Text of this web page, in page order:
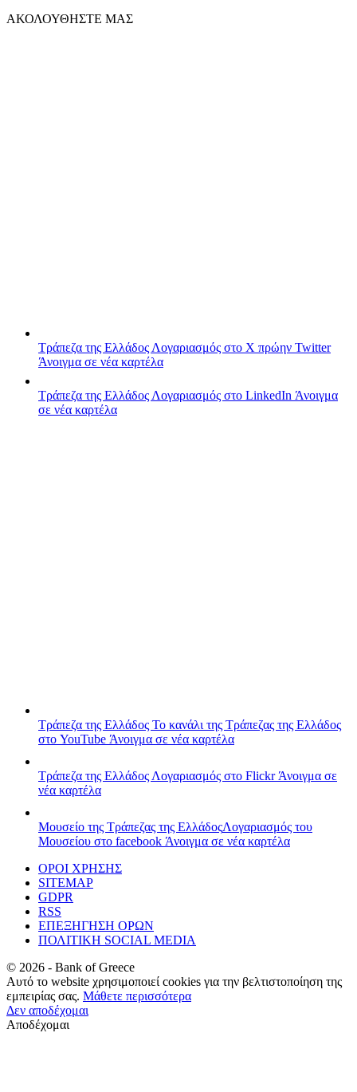
ΑΚΟΛΟΥΘΗΣΤΕ ΜΑΣ
Τράπεζα της Ελλάδος Λογαριασμός στο X πρώην Twitter
Άνοιγμα σε νέα καρτέλα
Τράπεζα της Ελλάδος Λογαριασμός στο LinkedIn Άνοιγμα
σε νέα καρτέλα
Τράπεζα της Ελλάδος Το κανάλι της Τράπεζας της Ελλάδος
στο YouTube Άνοιγμα σε νέα καρτέλα
Τράπεζα της Ελλάδος Λογαριασμός στο FlickrΆνοιγμα σε
νέα καρτέλα
Μουσείο της Τράπεζας της ΕλλάδοςΛογαριασμός του
Μουσείου στο facebook Άνοιγμα σε νέα καρτέλα
ΟΡΟΙ ΧΡΗΣΗΣ
SITEMAP
GDPR
RSS
ΕΠΕΞΗΓΗΣΗ ΟΡΩΝ
ΠΟΛΙΤΙΚΗ SOCIAL MEDIA
© 2026 - Bank of Greece
Αυτό το website χρησιμοποιεί cookies για την βελτιστοποίηση της
εμπειρίας σας. Μάθετε περισσότερα
Δεν αποδέχομαι
Αποδέχομαι